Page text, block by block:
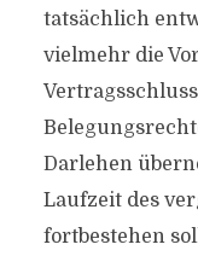
tatsächlich
vielmehr die
Darlehen
Laufzeit des
fortbestehen